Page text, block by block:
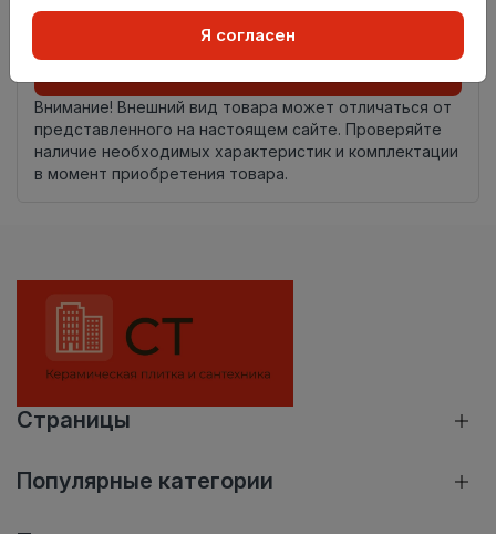
Внимание! Внешний вид товара может отличаться от
представленного на настоящем сайте. Проверяйте
наличие необходимых характеристик и комплектации
в момент приобретения товара.
Страницы
Популярные категории
Я согласен